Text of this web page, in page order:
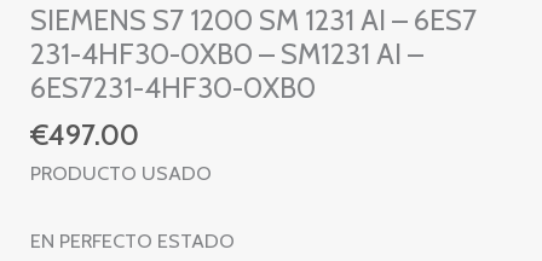
SIEMENS S7 1200 SM 1231 AI – 6ES7
231-4HF30-0XB0 – SM1231 AI –
6ES7231-4HF30-0XB0
€497.00
PRODUCTO USADO
EN PERFECTO ESTADO